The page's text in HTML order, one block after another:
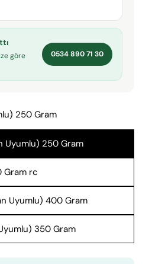
göre
0534 890 71 30
250 Gram
Uyumlu) 250 Gram
Gram rc
Uyumlu) 400 Gram
350 Gram